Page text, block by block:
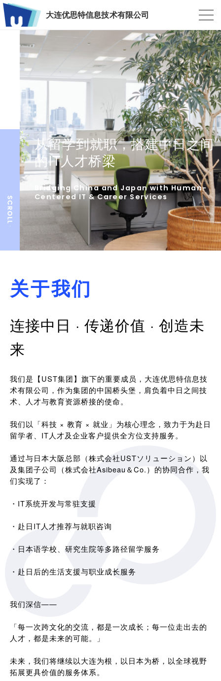
大连优思特信息技术有限公司
从留学到就职，搭建中日之间
的IT人才桥梁
Bridging China and Japan with Human-
Centered IT & Career Services
关于我们
连接中日 · 传递价值 · 创造未
来
我们是【UST集团】旗下的重要成员，大连优思特信息技
术有限公司，作为集团的中国桥头堡，肩负着中日之间技
术、人才与教育资源桥接的使命。
我们以「科技 × 教育 × 就业」为核心理念，致力于为赴日
留学者、IT人才及企业客户提供全方位支持服务。
通过与日本大阪总部（株式会社USTソリューション）以
及集团子公司（株式会社Asibeau＆Co.）的协同合作，我
们实现了：
・IT系统开发与常驻支援
・赴日IT人才推荐与就职咨询
・日本语学校、研究生院等多路径留学服务
・赴日后的生活支援与职业成长服务
我们深信——
「每一次跨文化的交流，都是一次成长；每一位走出去的
人才，都是未来的可能。」
未来，我们将继续以大连为根，以日本为桥，以全球视野
拓展更具价值的服务体系。